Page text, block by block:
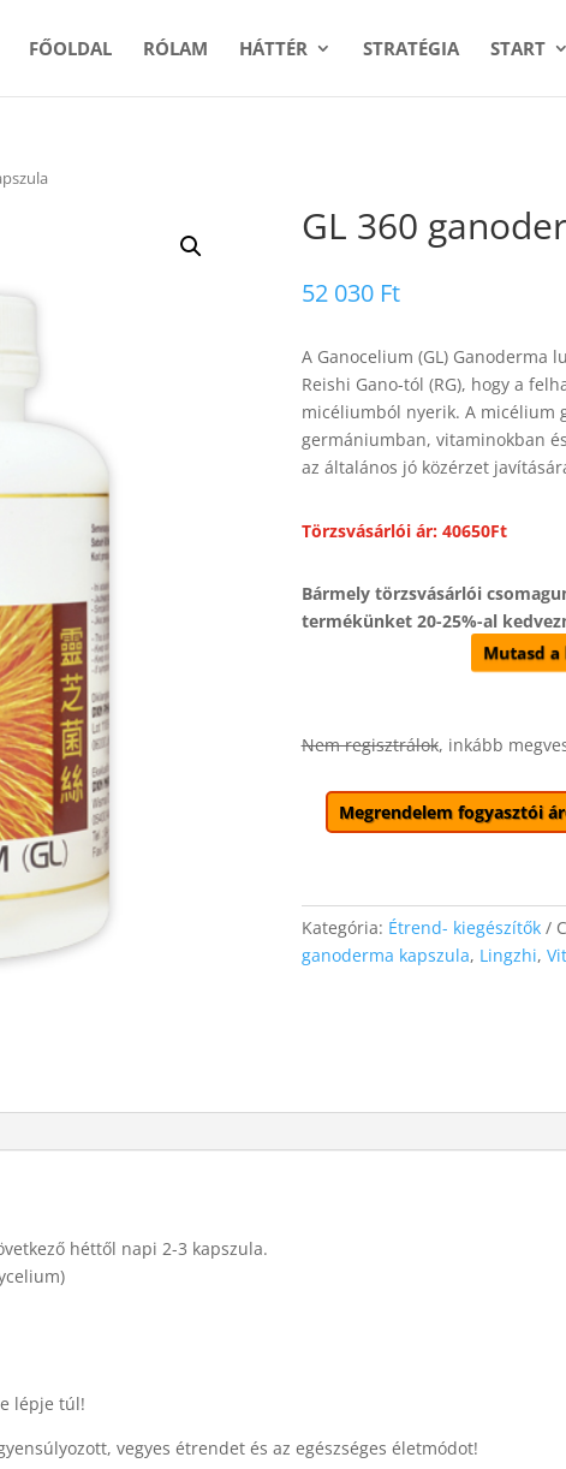
FŐOLDAL RÓLAM HÁTTÉR STRATÉGIA START
GL 360
52 030 Ft
A Ganocelium (GL) Ganoderma
Reishi Gano-tól (RG), hogy a
micéliumból nyerik. A micélium
germániumban, vitaminokban
az általános jó közérzet
Törzsvásárlói ár: 40650Ft
Bármely törzsvásárlói
termékünket 20-25%-al
Mutasd
Nem regisztrálok, inkább
Megrendelem fogyasztói
Kategória: Étrend- kiegészítők
ganoderma kapszula, Lingzhi,
héttől napi 2-3 kapszula.
lépje túl!
vegyes étrendet és az egészséges életmódot!